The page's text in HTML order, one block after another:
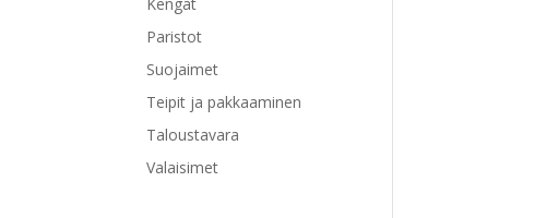
Paristot
Suojaimet
Teipit ja pakkaaminen
Taloustavara
Valaisimet